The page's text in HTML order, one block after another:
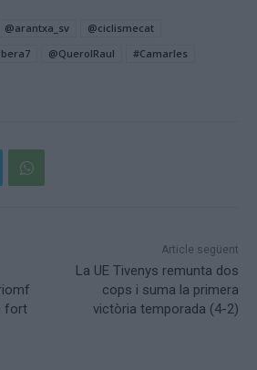
@arantxa_sv
@ciclismecat
@QuerolRaul
#Camarles
fort
Article següent
La UE Tivenys remunta dos
cops i suma la primera
victòria temporada (4-2)